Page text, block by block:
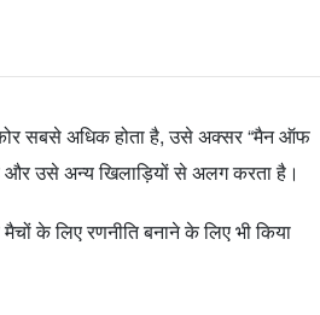
सबसे अधिक होता है, उसे अक्सर “मैन ऑफ
और उसे अन्य खिलाड़ियों से अलग करता है।
के लिए रणनीति बनाने के लिए भी किया